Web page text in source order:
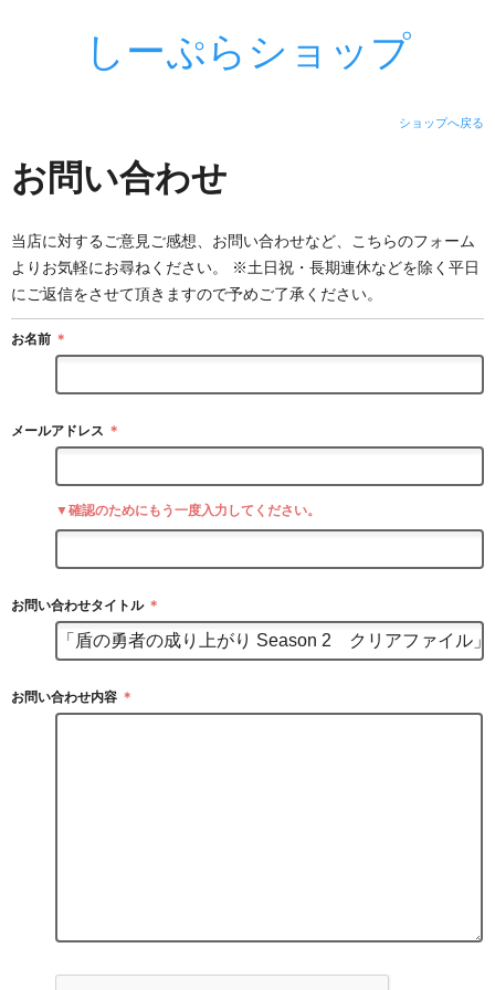
しーぷらショップ
ショップへ戻る
お問い合わせ
当店に対するご意見ご感想、お問い合わせなど、こちらのフォーム
よりお気軽にお尋ねください。 ※土日祝・長期連休などを除く平日
にご返信をさせて頂きますので予めご了承ください。
お名前 ＊
メールアドレス ＊
▼確認のためにもう一度入力してください。
お問い合わせタイトル ＊
お問い合わせ内容 ＊